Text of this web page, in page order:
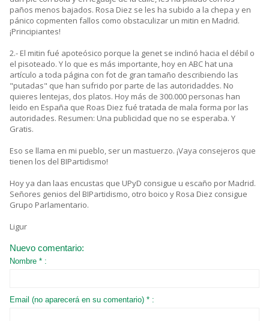
paños menos bajados. Rosa Diez se les ha subido a la chepa y en
pánico copmenten fallos como obstaculizar un mitin en Madrid.
¡Principiantes!
2.- El mitin fué apoteósico porque la genet se inclinó hacia el débil o
el pisoteado. Y lo que es más importante, hoy en ABC hat una
artículo a toda página con fot de gran tamaño describiendo las
"putadas" que han sufrido por parte de las autoridaddes. No
quieres lentejas, dos platos. Hoy más de 300.000 personas han
leido en España que Roas Diez fué tratada de mala forma por las
autoridades. Resumen: Una publicidad que no se esperaba. Y
Gratis.
Eso se llama en mi pueblo, ser un mastuerzo. ¡Vaya consejeros que
tienen los del BIPartidismo!
Hoy ya dan laas encustas que UPyD consigue u escaño por Madrid.
Señores genios del BIPartidismo, otro boico y Rosa Diez consigue
Grupo Parlamentario.
Ligur
Nuevo comentario:
Nombre * :
Email (no aparecerá en su comentario) * :